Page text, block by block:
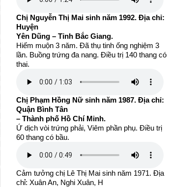
Chị Nguyễn Thị Mai sinh năm 1992. Địa chỉ:
Huyện
Yên Dũng – Tỉnh Bắc Giang.
Hiếm muộn 3 năm. Đã thụ tinh ống nghiệm 3
lần. Buồng trứng đa nang. Điều trị 140 thang có
thai.
Chị Phạm Hồng Nữ sinh năm 1987. Địa chỉ:
Quận Bình Tân
– Thành phố Hồ Chí Minh.
Ứ dịch vòi trứng phải, Viêm phần phụ. Điều trị
60 thang có bầu.
Cảm tưởng chị Lê Thị Mai sinh năm 1971. Địa
chỉ: Xuân An, Nghi Xuân, H